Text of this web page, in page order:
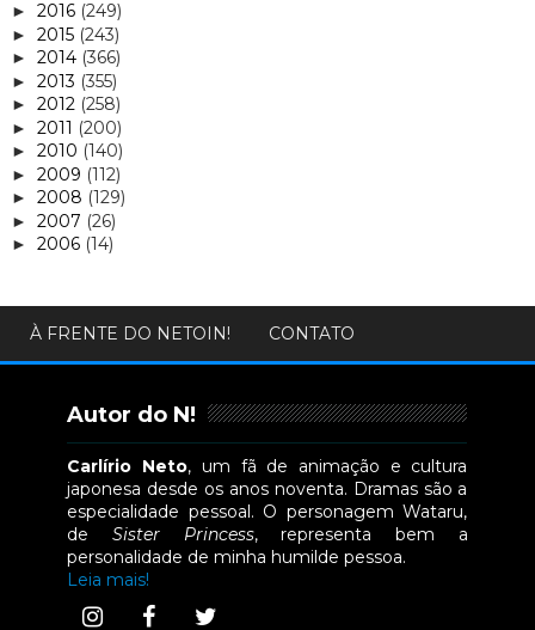
► 2016 (249)
► 2015 (243)
► 2014 (366)
► 2013 (355)
► 2012 (258)
► 2011 (200)
► 2010 (140)
► 2009 (112)
► 2008 (129)
► 2007 (26)
► 2006 (14)
À FRENTE DO NETOIN! CONTATO
Autor do N!
Carlírio Neto, um fã de animação e cultura
japonesa desde os anos noventa. Dramas são a
especialidade pessoal. O personagem Wataru,
deSister Princess, representa bem a
personalidade de minha humilde pessoa.
Leia mais!